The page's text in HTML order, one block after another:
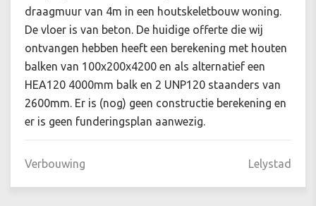
draagmuur van 4m in een houtskeletbouw woning.
De vloer is van beton. De huidige offerte die wij
ontvangen hebben heeft een berekening met houten
balken van 100x200x4200 en als alternatief een
HEA120 4000mm balk en 2 UNP120 staanders van
2600mm. Er is (nog) geen constructie berekening en
er is geen funderingsplan aanwezig.
Verbouwing Lelystad